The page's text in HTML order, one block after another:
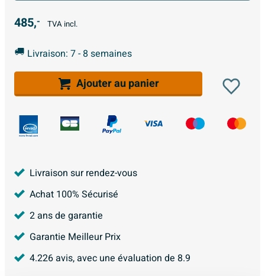
485,- TVA incl.
Livraison: 7 - 8 semaines
Ajouter au panier
Livraison sur rendez-vous
Achat 100% Sécurisé
2 ans de garantie
Garantie Meilleur Prix
4.226avis, avec une évaluation de 8.9